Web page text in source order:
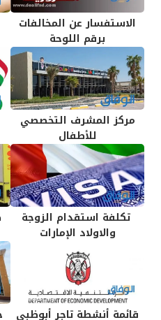
الاستفسار عن المخالفات
برقم اللوحة
مركز المشرف التخصصي
للأطفال
تكلفة استقدام الزوجة
والاولاد الإمارات
قائمة أنشطة تاجر أبوظبي